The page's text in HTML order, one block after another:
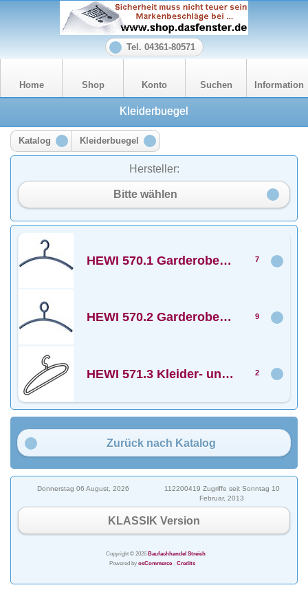
Tel. 04361-80571
Home Shop Konto Suchen Information
Kleiderbuegel
Katalog Kleiderbuegel
Hersteller:
Bitte wählen
HEWI 570.1 Garderoben KleiderbÃ¼gel 7
HEWI 570.2 Garderoben KleiderbÃ¼gel diebstahlsicher 9
HEWI 571.3 Kleider- und Hosenbuegel 2
Zurück nach Katalog
Donnerstag 06 August, 2026
112200419 Zugriffe seit Sonntag 10
Februar, 2013
KLASSIK Version
Copyright © 2026 Baufachhandel Streich
Powered by osCommerce- Credits